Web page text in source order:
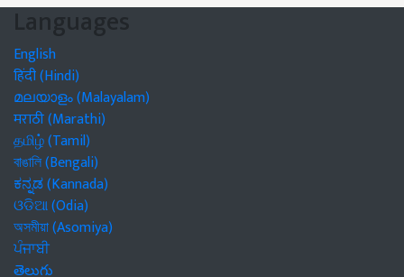
Languages
English
हिंदी (Hindi)
മലയാളം (Malayalam)
मराठी (Marathi)
தமிழ் (Tamil)
বাঙালি (Bengali)
ಕನ್ನಡ (Kannada)
ଓଡିଆ (Odia)
অসমীয়া (Asomiya)
ਪੰਜਾਬੀ
తెలుగు